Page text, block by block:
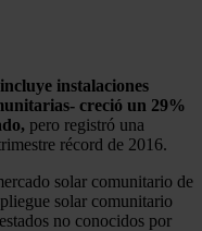
instalaciones
creció un 29%
pero registró una
récord de 2016.
solar comunitario de
solar comunitario
no conocidos por